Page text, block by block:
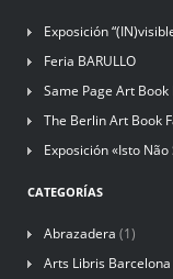
Exposición
Feria BARULLO
Same Page Art Book
The Berlin Art Book
Exposición «Isto Não
CATEGORÍAS
Abrazadera (1)
Arts Libris Barcelona